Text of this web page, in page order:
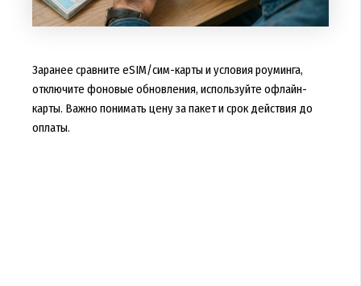
Заранее сравните eSIM/сим-карты и условия роуминга,
отключите фоновые обновления, используйте офлайн-
карты. Важно понимать цену за пакет и срок действия до
оплаты.